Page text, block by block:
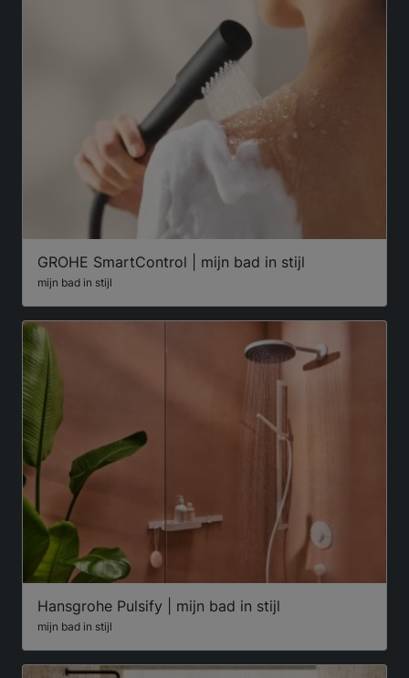
GROHE SmartControl | mijn bad in stijl
mijn bad in stijl
Hansgrohe Pulsify | mijn bad in stijl
mijn bad in stijl